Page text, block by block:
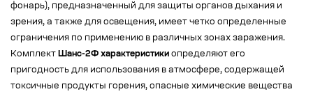
фонарь), предназначенный для защиты органов дыхания и
зрения, а также для освещения, имеет четко определенные
ограничения по применению в различных зонах заражения.
Комплект Шанс-2Ф характеристики определяют его
пригодность для использования в атмосфере, содержащей
токсичные продукты горения, опасные химические вещества